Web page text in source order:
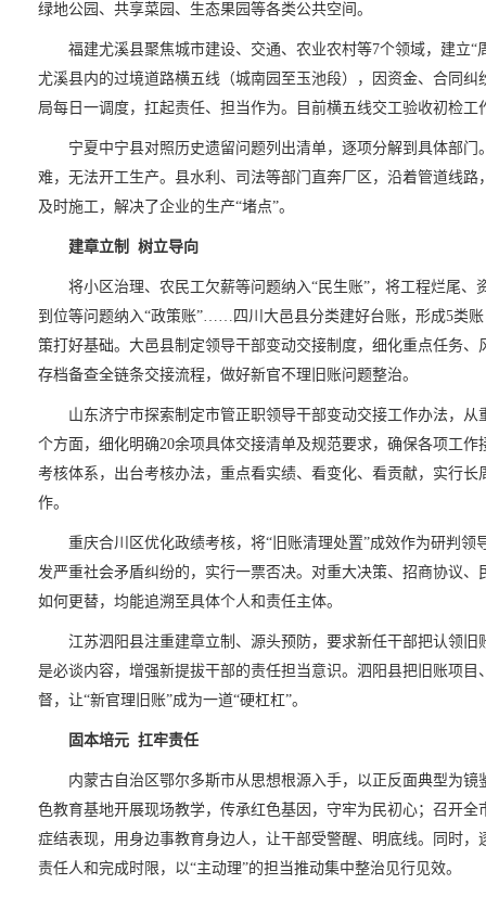
绿地公园、共享菜园、生态果园等各类公共空间。
福建尤溪县聚焦城市建设、交通、农业农村等7个领域，建立“
尤溪县内的过境道路横五线（城南园至玉池段），因资金、合同
局每日一调度，扛起责任、担当作为。目前横五线交工验收初检
宁夏中宁县对照历史遗留问题列出清单，逐项分解到具体部门
难，无法开工生产。县水利、司法等部门直奔厂区，沿着管道线
及时施工，解决了企业的生产“堵点”。
建章立制 树立导向
将小区治理、农民工欠薪等问题纳入“民生账”，将工程烂尾、
到位等问题纳入“政策账”……四川大邑县分类建好台账，形成5类
策打好基础。大邑县制定领导干部变动交接制度，细化重点任务
存档备查全链条交接流程，做好新官不理旧账问题整治。
山东济宁市探索制定市管正职领导干部变动交接工作办法，从
个方面，细化明确20余项具体交接清单及规范要求，确保各项工
考核体系，出台考核办法，重点看实绩、看变化、看贡献，实行
作。
重庆合川区优化政绩考核，将“旧账清理处置”成效作为研判领
发严重社会矛盾纠纷的，实行一票否决。对重大决策、招商协议
如何更替，均能追溯至具体个人和责任主体。
江苏泗阳县注重建章立制、源头预防，要求新任干部把认领旧
是必谈内容，增强新提拔干部的责任担当意识。泗阳县把旧账项
督，让“新官理旧账”成为一道“硬杠杠”。
固本培元 扛牢责任
内蒙古自治区鄂尔多斯市从思想根源入手，以正反面典型为镜
色教育基地开展现场教学，传承红色基因，守牢为民初心；召开
症结表现，用身边事教育身边人，让干部受警醒、明底线。同时
责任人和完成时限，以“主动理”的担当推动集中整治见行见效。